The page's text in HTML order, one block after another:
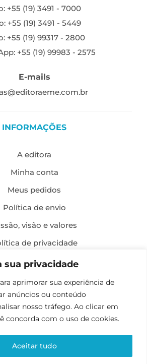
sua privacidade
aprimorar sua experiência de
anúncios ou conteúdo
nosso tráfego. Ao clicar em
concorda com o uso de cookies.
Aceitar tudo
+55 (19) 3491 - 7000
+55 (19) 3491 - 5449
+55 (19) 99317 - 2800
+55 (19) 99983 - 2575
E-mails
INFORMAÇÕES
A editora
Minha conta
Meus pedidos
Política de envio
visão e valores
de privacidade
de pagamento
de troca e devolução
Desenvolvimento: